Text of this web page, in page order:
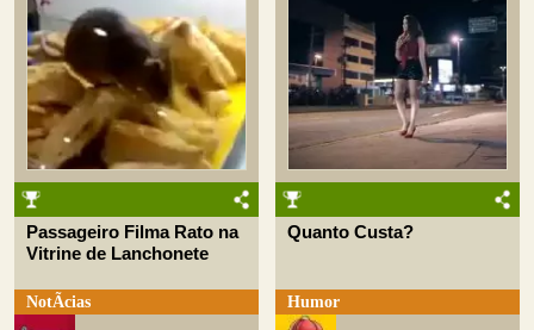
Passageiro Filma Rato na
Vitrine de Lanchonete
NotÃ­cias
Quanto Custa?
Humor